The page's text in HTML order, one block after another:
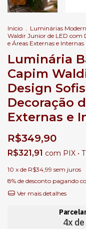
Início Luminárias
Waldir Junior de LED com
e Áreas Externas e Internas
Luminária
Capim
Design
Decoração
Externas e
R$349,90
R$321,91 com PIX •
10 x de R$34,99 sem juros
8% de desconto pagando
Ver mais detalhes